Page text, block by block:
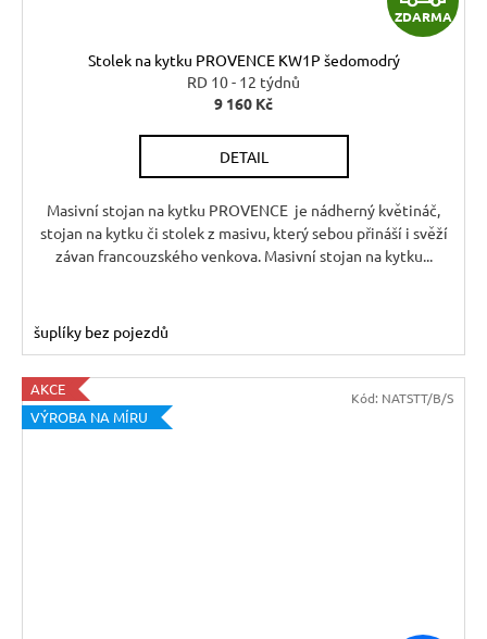
D
A
ZDARMA
Stolek na kytku PROVENCE KW1P šedomodrý
RD 10 - 12 týdnů
9 160 Kč
DETAIL
Masivní stojan na kytku PROVENCE je nádherný květináč,
stojan na kytku či stolek z masivu, který sebou přináší i svěží
závan francouzského venkova. Masivní stojan na kytku...
šuplíky bez pojezdů
AKCE
VÝROBA NA MÍRU
Kód: NATSTT/B/S